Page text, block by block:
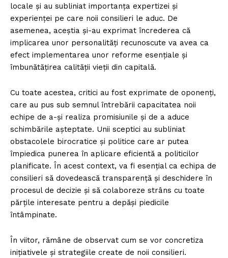
locale și au subliniat importanța expertizei și
experienței pe care noii consilieri le aduc. De
asemenea, aceștia și-au exprimat încrederea că
implicarea unor personalități recunoscute va avea ca
efect implementarea unor reforme esențiale și
îmbunătățirea calității vieții din capitală.
Cu toate acestea, critici au fost exprimate de oponenți,
care au pus sub semnul întrebării capacitatea noii
echipe de a-și realiza promisiunile și de a aduce
schimbările așteptate. Unii sceptici au subliniat
obstacolele birocratice și politice care ar putea
împiedica punerea în aplicare eficientă a politicilor
planificate. În acest context, va fi esențial ca echipa de
consilieri să dovedească transparență și deschidere în
procesul de decizie și să colaboreze strâns cu toate
părțile interesate pentru a depăși piedicile
întâmpinate.
În viitor, rămâne de observat cum se vor concretiza
inițiativele și strategiile create de noii consilieri.